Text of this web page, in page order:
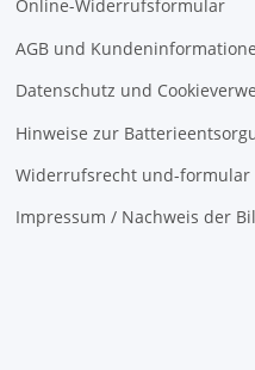
Online-Widerrufsformular
AGB und
Datenschutz und
Hinweise zur
Widerrufsrecht und-formular
Impressum / Nachweis der